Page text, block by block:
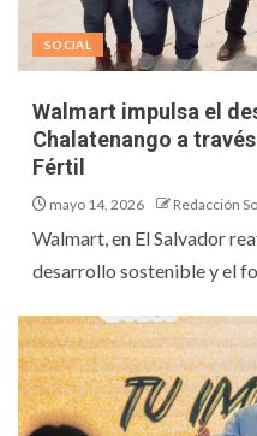
SOCIAL
Walmart impulsa el
Chalatenango a
Fértil
mayo 14, 2026 Redacción
Walmart, en El Salvador
desarrollo sostenible y el